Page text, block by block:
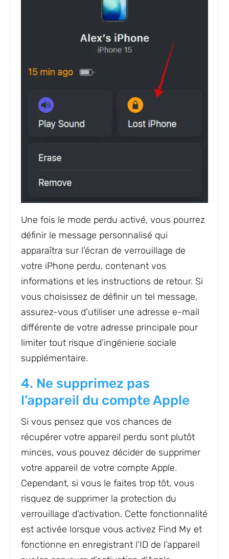
Une fois le mode perdu activé, vous pourrez
définir le message personnalisé qui
apparaîtra sur l’écran de verrouillage de
votre iPhone perdu, contenant vos
informations et les instructions de retour. Si
vous choisissez de définir un tel message,
assurez-vous d’utiliser une adresse e-mail
différente de votre adresse principale pour
limiter tout risque d’ingénierie sociale
supplémentaire.
4. Ne supprimez pas
l’appareil du compte Apple
Si vous pensez que vos chances de
récupérer votre appareil perdu sont plutôt
minces, vous pouvez décider de supprimer
votre appareil de votre compte Apple.
Cependant, si vous le faites trop tôt, vous
risquez de supprimer la protection du
verrouillage d’activation. Cette fonctionnalité
est activée lorsque vous activez Find My et
fonctionne en enregistrant l’ID de l’appareil